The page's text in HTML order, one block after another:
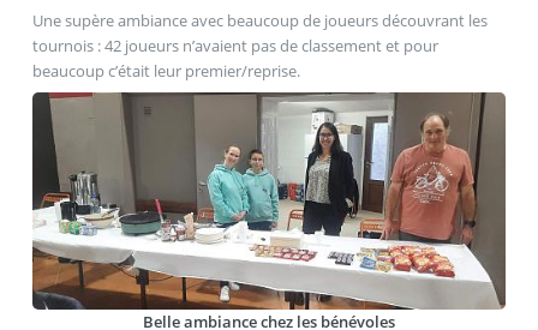
Une supère ambiance avec beaucoup de joueurs découvrant les
tournois : 42 joueurs n’avaient pas de classement et pour
beaucoup c’était leur premier/reprise.
Belle ambiance chez les bénévoles